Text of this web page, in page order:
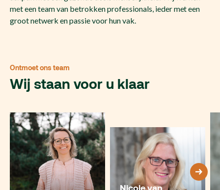
met een team van betrokken professionals, ieder met een
groot netwerk en passie voor hun vak.
Ontmoet ons team
Wij staan voor u klaar